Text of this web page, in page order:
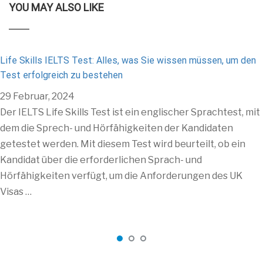
YOU MAY ALSO LIKE
Life Skills IELTS Test: Alles, was Sie wissen müssen, um den
Test erfolgreich zu bestehen
29 Februar, 2024
Der IELTS Life Skills Test ist ein englischer Sprachtest, mit
dem die Sprech- und Hörfähigkeiten der Kandidaten
getestet werden. Mit diesem Test wird beurteilt, ob ein
Kandidat über die erforderlichen Sprach- und
Hörfähigkeiten verfügt, um die Anforderungen des UK
Visas …